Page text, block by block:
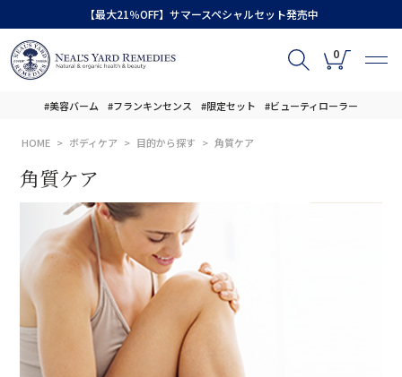
【最大21％OFF】サマースペシャルセット発売中
0
#美容バーム #フランキンセンス #限定セット #ビューティローラー
HOME ボディケア 目的から探す 角質ケア
角質ケア